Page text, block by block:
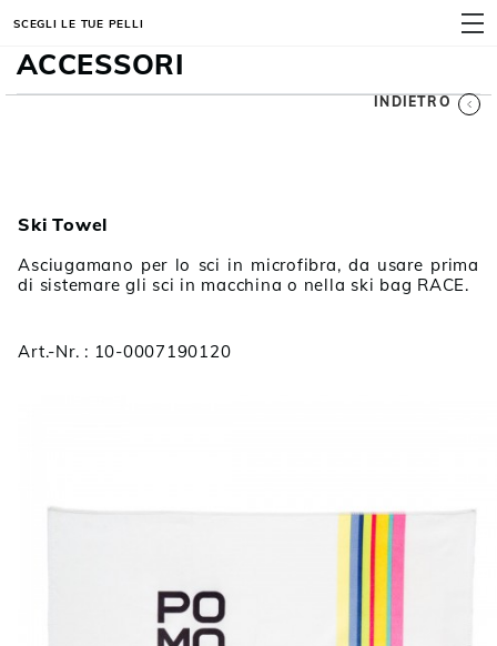
MENU
SCEGLI LE TUE PELLI
ACCESSORI
INDIETRO
Ski Towel
Asciugamano per lo sci in microfibra, da usare prima
di sistemare gli sci in macchina o nella ski bag RACE.
Art.-Nr. : 10-0007190120